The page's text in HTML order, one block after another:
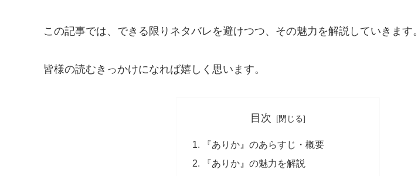
この記事では、できる限りネタバレを避けつつ、その魅力を解説していきます。
皆様の読むきっかけになれば嬉しく思います。
目次
『ありか』のあらすじ・概要
『ありか』の魅力を解説